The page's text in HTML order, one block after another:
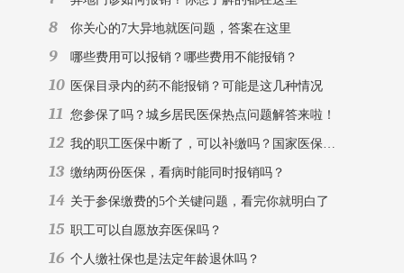
8 你关心的7大异地就医问题，答案在这里
9 哪些费用可以报销？哪些费用不能报销？
10 医保目录内的药不能报销？可能是这几种情况
11 您参保了吗？城乡居民医保热点问题解答来啦！
12 我的职工医保中断了，可以补缴吗？国家医保局权威解答
13 缴纳两份医保，看病时能同时报销吗？
14 关于参保缴费的5个关键问题，看完你就明白了
15 职工可以自愿放弃医保吗？
16 个人缴社保也是法定年龄退休吗？